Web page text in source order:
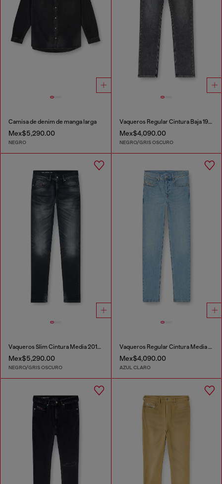
Camisa de denim de manga larga
Mex$5,290.00
NEGRO
Vaqueros Regular Cintura Baja 1985 Larkee
Mex$4,090.00
NEGRO/GRIS OSCURO
Vaqueros Slim Cintura Media 2019 D-Strukt
Mex$5,290.00
NEGRO/GRIS OSCURO
Vaqueros Regular Cintura Media 2023 D-Finitive
Mex$4,090.00
AZUL CLARO